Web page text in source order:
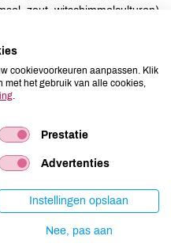
zout, witschimmelculturen)
water (3%), zeezout (1%),
kan bevatten
kan bevatten
cookievoorkeuren aanpassen. Klik
met het gebruik van alle cookies,
.
Prestatie
Advertenties
Instellingen opslaan
Nee, pas aan